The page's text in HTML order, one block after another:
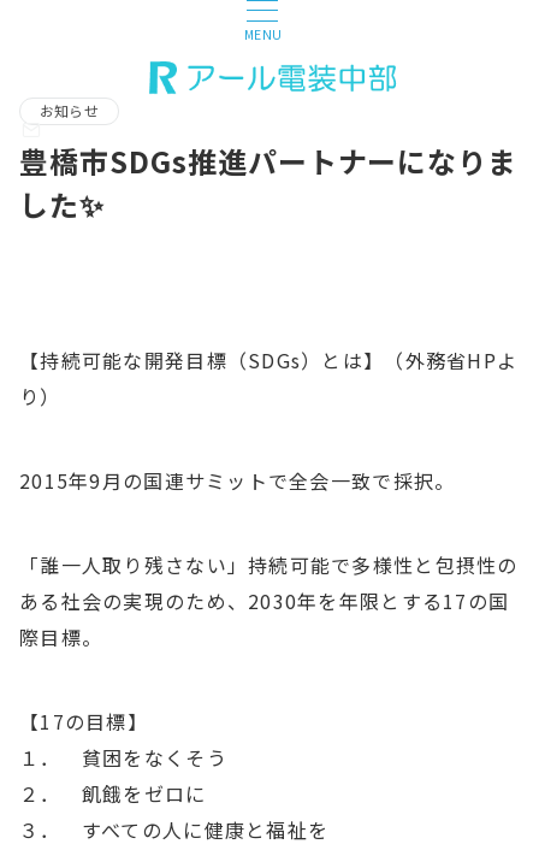
MENU
お知らせ
豊橋市SDGs推進パートナーになりま
した✨
【持続可能な開発目標（SDGs）とは】（外務省HPよ
り）
2015年9月の国連サミットで全会一致で採択。
「誰一人取り残さない」持続可能で多様性と包摂性の
ある社会の実現のため、2030年を年限とする17の国
際目標。
【17の目標】
１． 貧困をなくそう
２． 飢餓をゼロに
３． すべての人に健康と福祉を